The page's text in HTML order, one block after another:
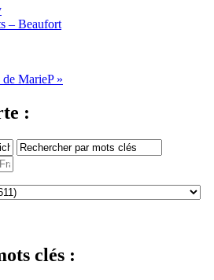
– Beaufort
MarieP »
:
clés :